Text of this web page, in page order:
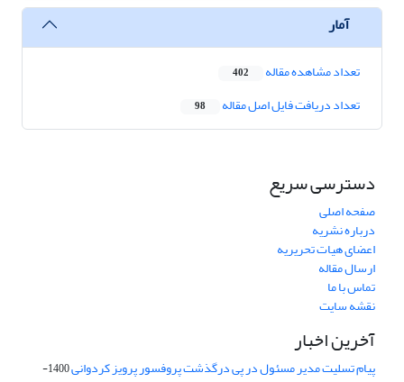
آمار
تعداد مشاهده مقاله 402
تعداد دریافت فایل اصل مقاله 98
دسترسی سریع
صفحه اصلی
درباره نشریه
اعضای هیات تحریریه
ارسال مقاله
تماس با ما
نقشه سایت
آخرین اخبار
پیام تسلیت مدیر مسئول در پی درگذشت پروفسور پرویز کردوانی
1400-